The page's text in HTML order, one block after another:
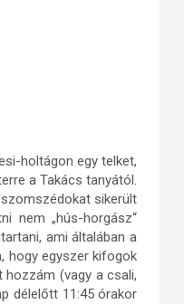
holtágon egy telket,
a Takács tanyától.
sikerült
nem „hús-horgász“
ami általában a
hogy egyszer kifogok
hozzám (vagy a csali,
délelőtt 11:45 órakor